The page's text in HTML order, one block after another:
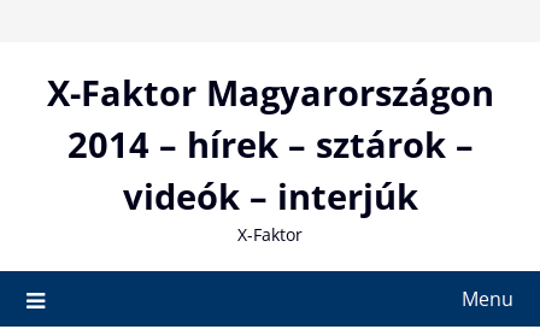
contentX-Faktor Magyarországon
2014 – hírek – sztárok –
videók – interjúk
X-Faktor
Menu